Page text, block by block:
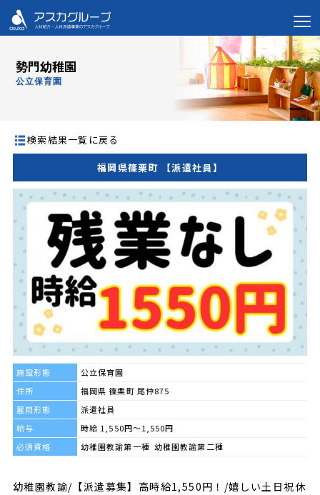
勢門幼稚園
公立保育園
検索結果一覧に戻る
福岡県篠栗町 【派遣社員】
施設形態
公立保育園
住所
福岡県 篠栗町 尾仲875
雇用形態
派遣社員
給与
時給 1,550円～1,550円
必須資格
幼稚園教諭第一種 幼稚園教諭第二種
幼稚園教諭/【派遣募集】高時給1,550円！/嬉しい土日祝休